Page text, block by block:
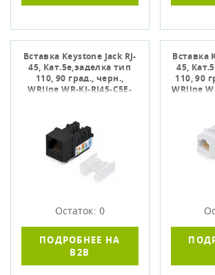
Вставка Keystone Jack RJ-
45, Кат.5e,заделка тип
110, 90 град., черн.,
WRline WR-KJ-RJ45-C5E-
Остаток: 0
ПОДРОБНЕЕ НА
B2B
Вставка
45,
110, 90
WRline